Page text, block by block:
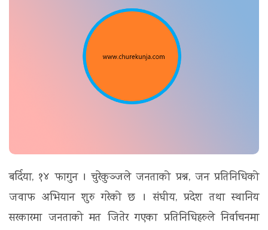
बर्दिया, १४ फागुन । चुरेकुञ्जले जनताको प्रश्न, जन प्रतिनिधिको
जवाफ अभियान शुरु गरेको छ । संघीय, प्रदेश तथा स्थानिय
सरकारमा जनताको मत जितेर गएका प्रतिनिधिहरुले निर्वाचनमा